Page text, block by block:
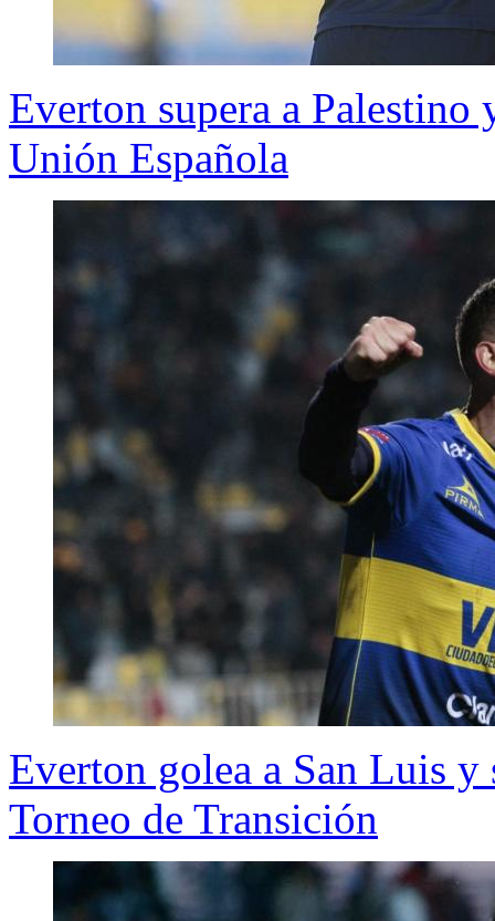
Everton supera a Palestino
Unión Española
Everton golea a San Luis
Torneo de Transición